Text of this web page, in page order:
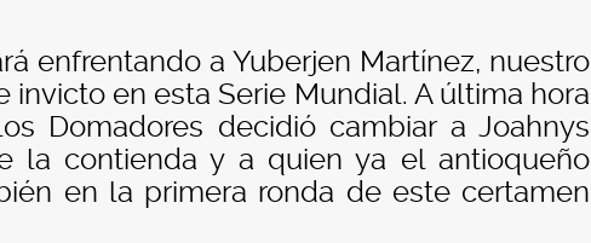
enfrentando a Yuberjen Martínez, nuestro
en esta Serie Mundial. A última hora
Domadores decidió cambiar a Joahnys
la contienda y a quien ya el antioqueño
en la primera ronda de este certamen